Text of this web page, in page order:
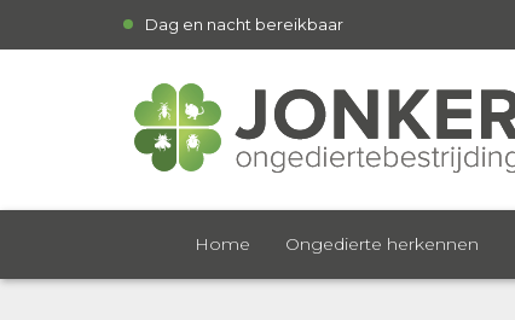
Dag en nacht bereikbaar
Home Ongedierte herkennen